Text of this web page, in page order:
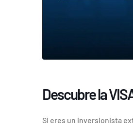
Descubre la
Si eres un inversionista